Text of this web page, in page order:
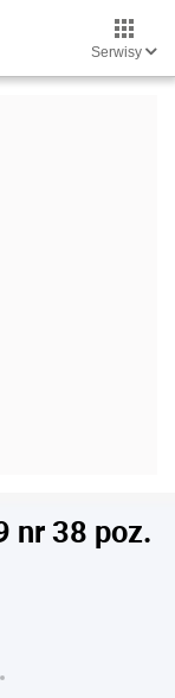
Serwisy
nr 38 poz.